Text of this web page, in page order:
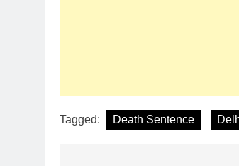
Tagged: Death Sentence